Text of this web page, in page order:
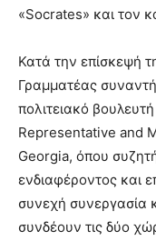
«Socrates» και τον
Κατά την επίσκεψή
Γραμματέας
πολιτειακό
Representative and
Georgia, όπου
ενδιαφέροντος και
συνεχή συνεργασία
συνδέουν τις δύο